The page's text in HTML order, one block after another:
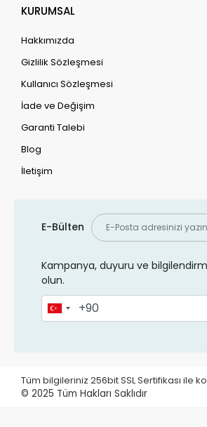
KURUMSAL
Hakkımızda
Gizlilik Sözleşmesi
Kullanıcı Sözleşmesi
İade ve Değişim
Garanti Talebi
Blog
İletişim
E-Bülten
Kampanya, duyuru ve
olun.
Tüm bilgileriniz 256bit SSL Sertifikası ile
© 2025 Tüm Hakları Saklıdır